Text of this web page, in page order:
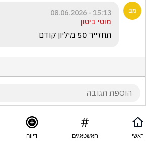
15:13 - 08.06.2026
מוטי ביטון
תחזייר 50 מיליון קודם
ראשי האשטאגים דיווח